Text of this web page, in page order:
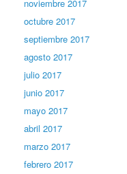
noviembre 2017
octubre 2017
septiembre 2017
agosto 2017
julio 2017
junio 2017
mayo 2017
abril 2017
marzo 2017
febrero 2017